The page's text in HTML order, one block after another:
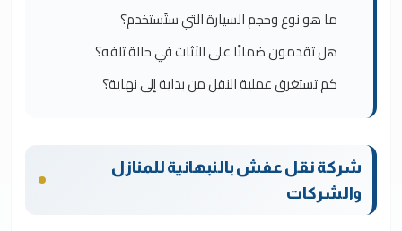
ما هو نوع وحجم السيارة التي ستُستخدم؟
هل تقدمون ضمانًا على الأثاث في حالة تلفه؟
كم تستغرق عملية النقل من بداية إلى نهاية؟
شركة نقل عفش بالنبهانية للمنازل
والشركات